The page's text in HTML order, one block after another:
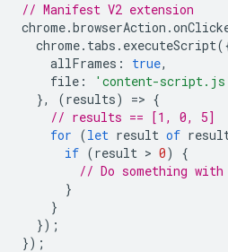
// Manifest V2 extension
chrome.browserAction .
chrome. tabs . executeScript
allFrames : true,
file : 'content-
},
(results) => {
// results == [1, 0, 5]
for (let result of
if (result > 0)
{
// Do something
}
}
});
});